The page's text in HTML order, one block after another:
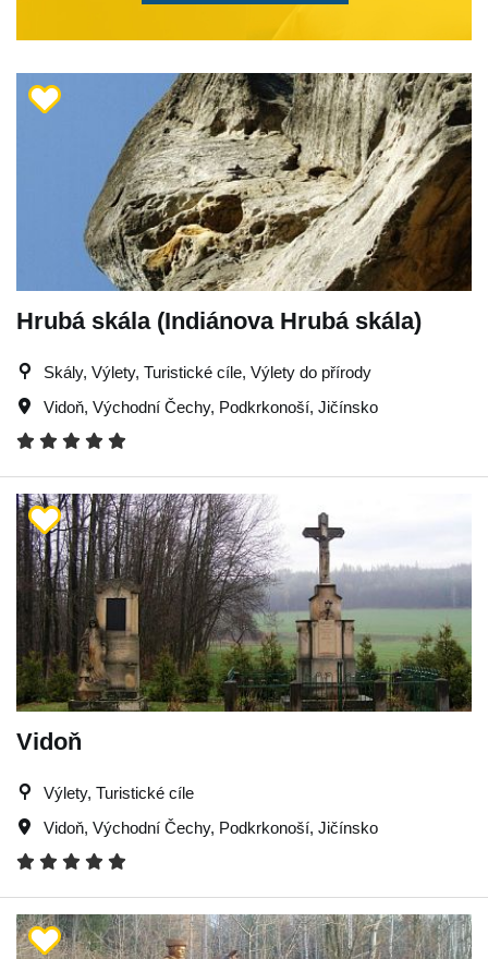
Hrubá skála (Indiánova Hrubá skála)
Skály, Výlety, Turistické cíle, Výlety do přírody
Vidoň, Východní Čechy, Podkrkonoší, Jičínsko
Vidoň
Výlety, Turistické cíle
Vidoň, Východní Čechy, Podkrkonoší, Jičínsko